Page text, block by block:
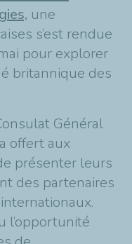
une
s’est rendue
pour explorer
britannique des
Général
offert aux
présenter leurs
des partenaires
l’opportunité